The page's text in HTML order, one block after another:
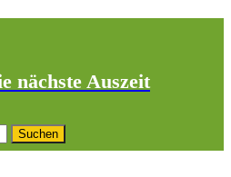
nächste Auszeit